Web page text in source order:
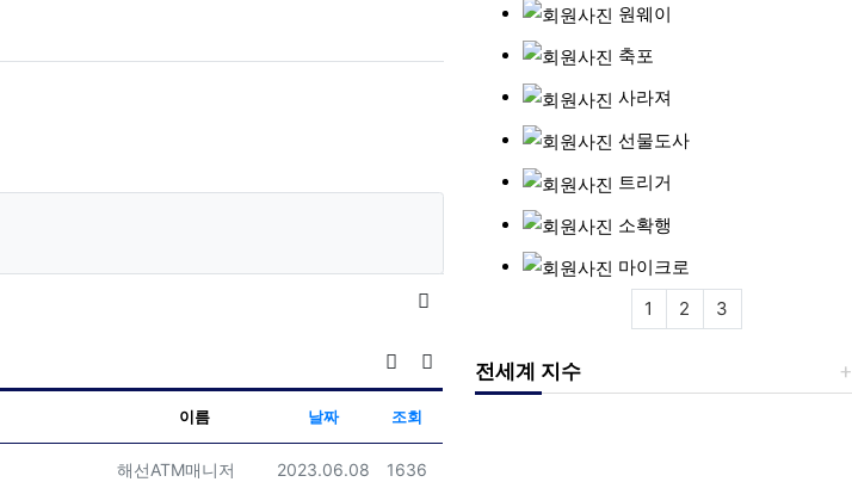
게시판 검색
조회순 정렬
이름 날짜 조회
등록자
해선ATM매니저 등록일
2023.06.08 조회
1636
원웨이
축포
사라져
선물도사
트리거
소확행
마이크로
1
2 3
전세계 지수